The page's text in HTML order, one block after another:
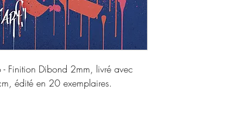
Finition Dibond 2mm, livré avec
édité en 20 exemplaires.